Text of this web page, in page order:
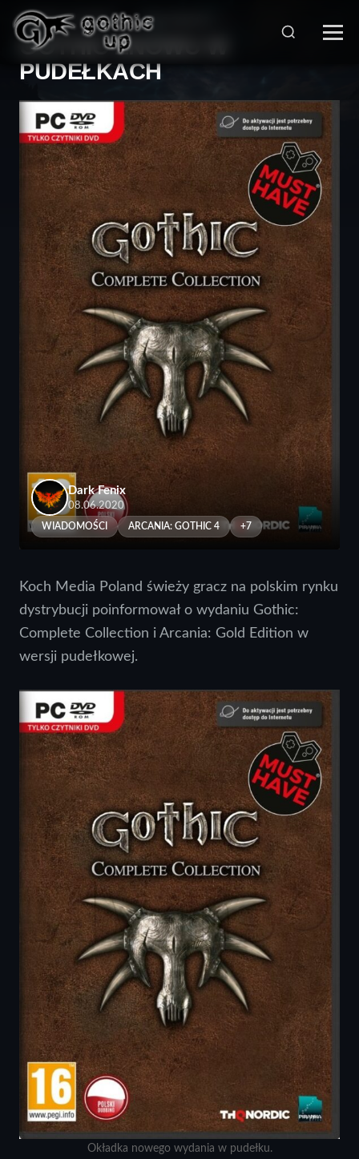
STRONA GŁÓWNA > WIADOMOŚCI
GOTHIC ZNOWU W
PUDEŁKACH
Dark Fenix
08.06.2020
WIADOMOŚCI ARCANIA: GOTHIC 4 +7
Koch Media Poland świeży gracz na polskim rynku
dystrybucji poinformował o wydaniu Gothic:
Complete Collection i Arcania: Gold Edition w
wersji pudełkowej.
Okładka nowego wydania w pudełku.